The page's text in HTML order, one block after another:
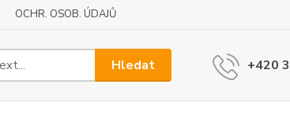
OCHR. OSOB. ÚDAJŮ
Hledat +420